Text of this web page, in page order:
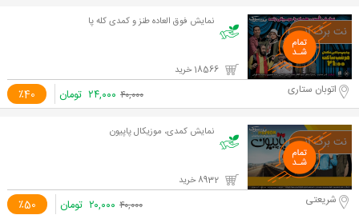
نمایش فوق العاده طنز و کمدی کله پا
٪40 اتوبان ستاری ۴۰,۰۰۰ ۲۴,۰۰۰ تومان
نمایش کمدی، موزیکال پاپیون
٪50 شریعتی ۴۰,۰۰۰ ۲۰,۰۰۰ تومان